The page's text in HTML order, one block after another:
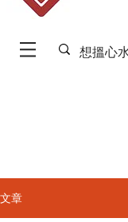
文章